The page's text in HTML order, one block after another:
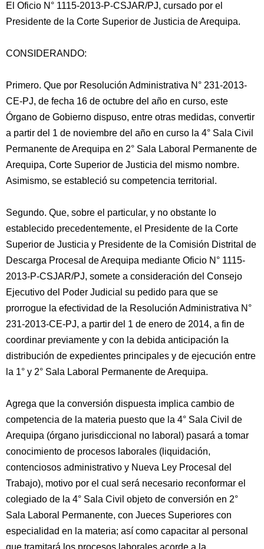
El Oficio N° 1115-2013-P-CSJAR/PJ, cursado por el
Presidente de la Corte Superior de Justicia de Arequipa.
CONSIDERANDO:
Primero. Que por Resolución Administrativa N° 231-2013-
CE-PJ, de fecha 16 de octubre del año en curso, este
Órgano de Gobierno dispuso, entre otras medidas, convertir
a partir del 1 de noviembre del año en curso la 4° Sala Civil
Permanente de Arequipa en 2° Sala Laboral Permanente de
Arequipa, Corte Superior de Justicia del mismo nombre.
Asimismo, se estableció su competencia territorial.
Segundo. Que, sobre el particular, y no obstante lo
establecido precedentemente, el Presidente de la Corte
Superior de Justicia y Presidente de la Comisión Distrital de
Descarga Procesal de Arequipa mediante Oficio N° 1115-
2013-P-CSJAR/PJ, somete a consideración del Consejo
Ejecutivo del Poder Judicial su pedido para que se
prorrogue la efectividad de la Resolución Administrativa N°
231-2013-CE-PJ, a partir del 1 de enero de 2014, a fin de
coordinar previamente y con la debida anticipación la
distribución de expedientes principales y de ejecución entre
la 1° y 2° Sala Laboral Permanente de Arequipa.
Agrega que la conversión dispuesta implica cambio de
competencia de la materia puesto que la 4° Sala Civil de
Arequipa (órgano jurisdiccional no laboral) pasará a tomar
conocimiento de procesos laborales (liquidación,
contenciosos administrativo y Nueva Ley Procesal del
Trabajo), motivo por el cual será necesario reconformar el
colegiado de la 4° Sala Civil objeto de conversión en 2°
Sala Laboral Permanente, con Jueces Superiores con
especialidad en la materia; así como capacitar al personal
que tramitará los procesos laborales acorde a la